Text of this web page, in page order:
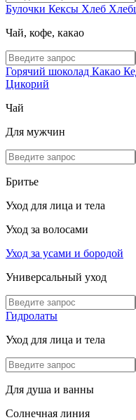
Булочки Кексы Хлеб
Чай, кофе, какао
Горячий шоколад Какао
Цикорий
Чай
Для мужчин
Бритье
Уход для лица и тела
Уход за волосами
Уход за усами и бородой
Универсальный уход
Гидролаты
Уход для лица и тела
Для душа и ванны
Солнечная линия